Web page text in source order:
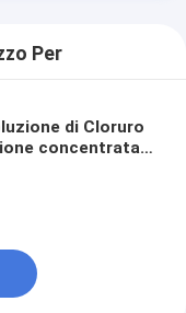
Per
di Cloruro
concentrata